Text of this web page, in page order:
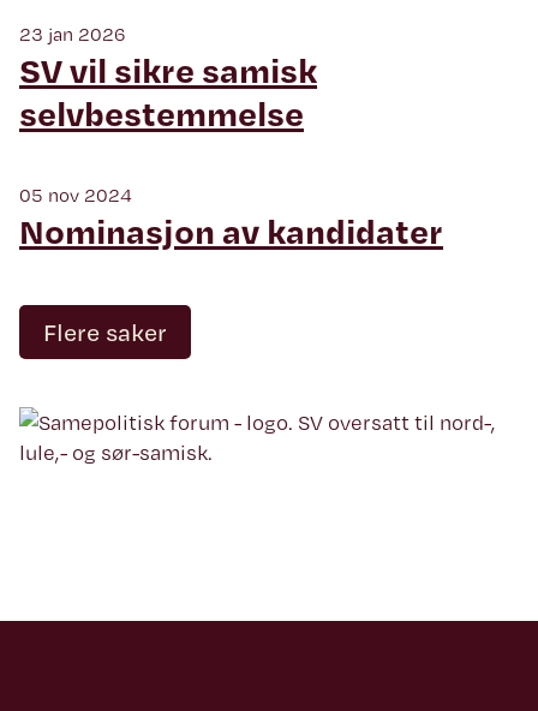
23 jan 2026
SV vil sikre samisk
selvbestemmelse
05 nov 2024
Nominasjon av kandidater
Flere saker